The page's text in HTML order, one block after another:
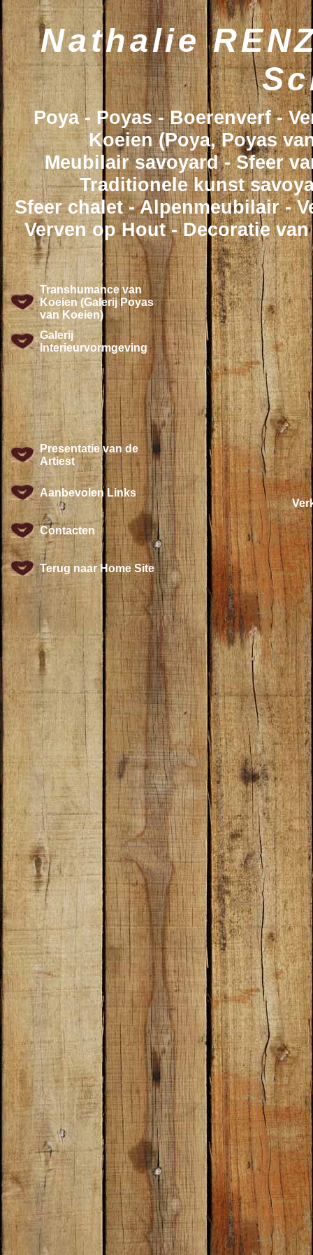
Nathalie
Poya - Poyas - Boerenverf -
Koeien (Poya, Poyas
Meubilair savoyard - Sfeer
Traditionele kunst
Sfeer chalet - Alpenmeubilair -
Verven op Hout - Decoratie
Transhumance van
Koeien (Galerij Poyas
van Koeien)
Galerij
Interieurvormgeving
Presentatie van de
Artiest
Aanbevolen Links
Contacten
Terug naar Home Site